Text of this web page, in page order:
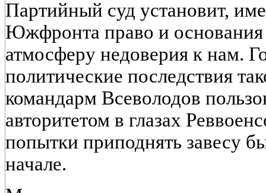
Партийный суд установит,
Южфронта право и основания
атмосферу недоверия к нам.
политические последствия
командарм Всеволодов
авторитетом в глазах
попытки приподнять завесу
начале.